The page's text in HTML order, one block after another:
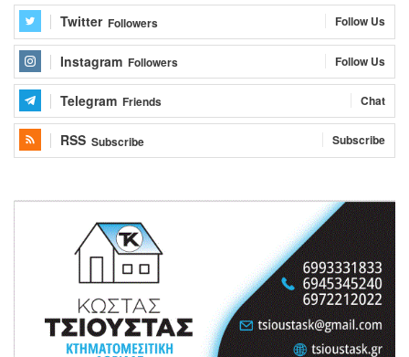
Twitter Followers Follow Us
Instagram Followers Follow Us
Telegram Friends Chat
RSS Subscribe Subscribe